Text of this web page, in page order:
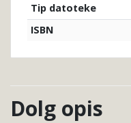
Tip datoteke
ISBN
Dolg opis